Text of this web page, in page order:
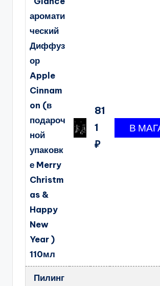
аромати
ческий
Диффуз
ор
Apple
Cinnam
on (в
подароч
ной
упаковк
е Merry
Christm
as &
Happy
New
Year )
110мл
81
1
₽
Пилинг